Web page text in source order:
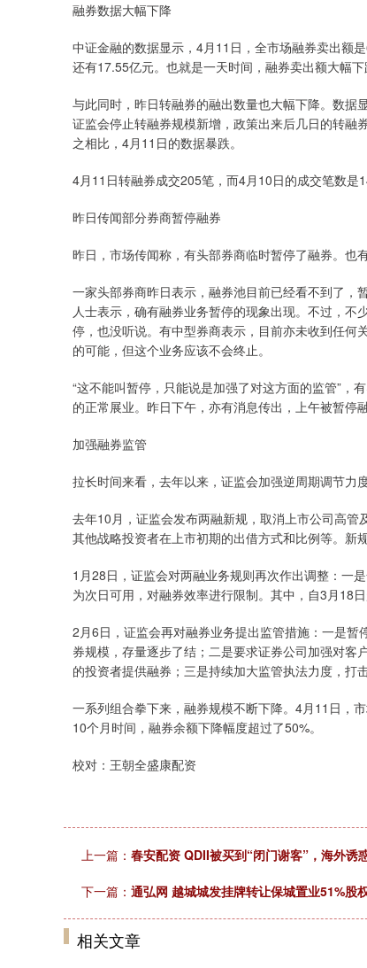
融券数据大幅下降
中证金融的数据显示，4月11日，全市场融券卖出额
还有17.55亿元。也就是一天时间，融券卖出额大幅下
与此同时，昨日转融券的融出数量也大幅下降。数据
证监会停止转融券规模新增，政策出来后几日的转
之相比，4月11日的数据暴跌。
4月11日转融券成交205笔，而4月10日的成交笔数是
昨日传闻部分券商暂停融券
昨日，市场传闻称，有头部券商临时暂停了融券。也
一家头部券商昨日表示，融券池目前已经看不到了，
人士表示，确有融券业务暂停的现象出现。不过，
停，也没听说。有中型券商表示，目前亦未收到任
的可能，但这个业务应该不会终止。
“这不能叫暂停，只能说是加强了对这方面的监管”，
的正常展业。昨日下午，亦有消息传出，上午被暂停
加强融券监管
拉长时间来看，去年以来，证监会加强逆周期调节力
去年10月，证监会发布两融新规，取消上市公司高
其他战略投资者在上市初期的出借方式和比例等。新
1月28日，证监会对两融业务规则再次作出调整：一
为次日可用，对融券效率进行限制。其中，自3月18日
2月6日，证监会再对融券业务提出监管措施：一是
券规模，存量逐步了结；二是要求证券公司加强对客
的投资者提供融券；三是持续加大监管执法力度，打
一系列组合拳下来，融券规模不断下降。4月11日，
10个月时间，融券余额下降幅度超过了50%。
校对：王朝全盛康配资
上一篇： 春安配资 QDII被买到“闭门谢客”，海外
下一篇： 通弘网 越城城发挂牌转让保城置业51%股
相关文章